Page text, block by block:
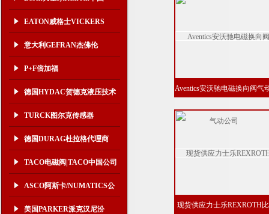
EATON威格士VICKERS
意大利GEFRAN杰佛伦
P+F倍加福
德国HYDAC贺德克液压技术
TURCK图尔克传感器
德国DURAG杜拉格代理商
TACO电磁阀|TACO中国公司
ASCO阿斯卡/NUMATICS公
司
美国PARKER派克汉尼汾
Aventics安沃驰电磁换向阀气
现货供应力士乐REXROTH比